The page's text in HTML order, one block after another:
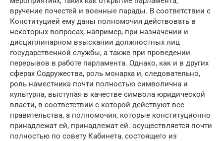
вручение почестей и военные парады. В соответствии с
Конституцией ему даны полномочия действовать в
некоторых вопросах, например, при назначении и
дисциплинарном взыскании должностных лиц
государственной службы, а также при проведении
перерывов в работе парламента. Однако, как и в других
сферах Содружества, роль монарха и, следовательно,
роль наместника почти полностью символична и
культурна, выступая в качестве символа юридической
власти, в соответствии с которой действуют все
правительства, а полномочия, которые конституционно
принадлежат ей, принадлежат ей. осуществляется почти
полностью по совету Кабинета, состоящего из